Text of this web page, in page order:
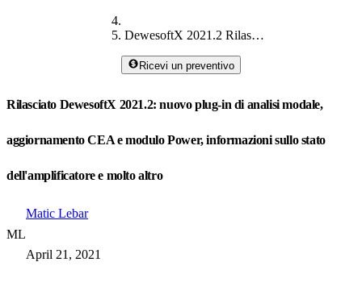
DewesoftX 2021.2 Rilasciato
Ricevi un preventivo
Rilasciato DewesoftX 2021.2: nuovo plug-in di analisi modale,
aggiornamento CEA e modulo Power, informazioni sullo stato
dell'amplificatore e molto altro
ML
Matic Lebar
April 21, 2021